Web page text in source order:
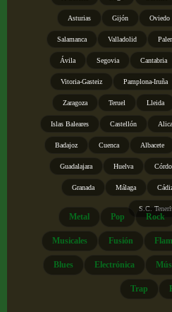
Asturias Gijón Oviedo
Salamanca Valladolid
Ávila Segovia Cantabria
Vitoria-Gasteiz Pamplona-Iruña
Zaragoza Teruel Lleida
Islas Baleares Castellón
Badajoz Cuenca Albacete
Guadalajara Huelva
Granada Málaga
S.C.
Metal Pop Rock
Musicales Fusión
Blues Electrónica
Trap